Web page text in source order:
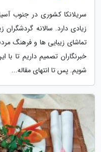
سریلانکا کشوری در جنوب
زیادی دارد. سالانه
تماشای زیبایی ها و فرهنگ
خبرنگاران تصمیم داریم تا
شویم. پس تا انتهای مقاله...